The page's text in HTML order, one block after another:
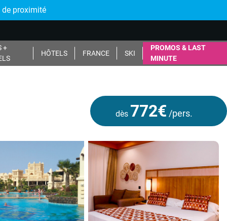
de proximité
+
HÔTELS FRANCE SKI
PROMOS & LAST
MINUTE
dès 772€ /pers.